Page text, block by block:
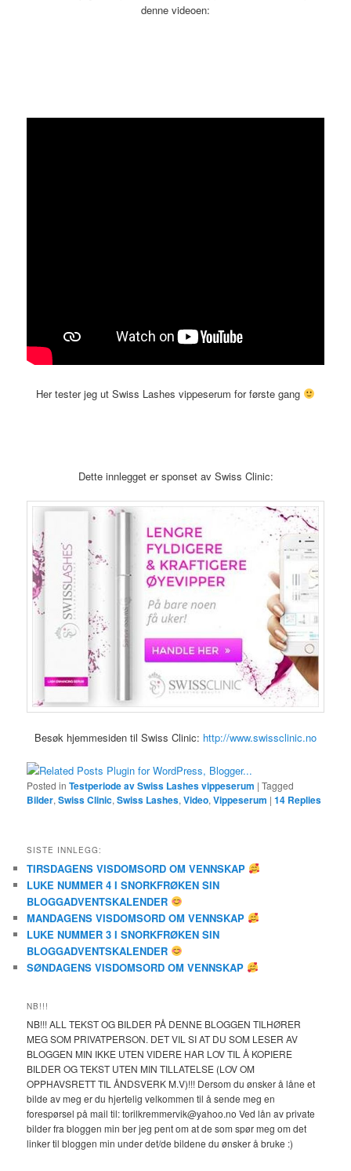
denne videoen:
Her tester jeg ut Swiss Lashes vippeserum for første gang
Dette innlegget er sponset av Swiss Clinic:
Besøk hjemmesiden til Swiss Clinic: http://www.swissclinic.no
Posted in Testperiode av Swiss Lashes vippeserum |Tagged
Bilder,Swiss Clinic,Swiss Lashes,Video,Vippeserum |14 Replies
SISTE INNLEGG:
TIRSDAGENS VISDOMSORD OM VENNSKAP
LUKE NUMMER 4 I SNORKFRØKEN SIN
BLOGGADVENTSKALENDER
MANDAGENS VISDOMSORD OM VENNSKAP
LUKE NUMMER 3 I SNORKFRØKEN SIN
BLOGGADVENTSKALENDER
SØNDAGENS VISDOMSORD OM VENNSKAP
NB!!!
NB!!! ALL TEKST OG BILDER PÅ DENNE BLOGGEN TILHØRER
MEG SOM PRIVATPERSON. DET VIL SI AT DU SOM LESER AV
BLOGGEN MIN IKKE UTEN VIDERE HAR LOV TIL Å KOPIERE
BILDER OG TEKST UTEN MIN TILLATELSE (LOV OM
OPPHAVSRETT TIL ÅNDSVERK M.V)!!! Dersom du ønsker å låne et
bilde av meg er du hjertelig velkommen til å sende meg en
forespørsel på mail til: torilkremmervik@yahoo.no Ved lån av private
bilder fra bloggen min ber jeg pent om at de som spør meg om det
linker til bloggen min under det/de bildene du ønsker å bruke :)